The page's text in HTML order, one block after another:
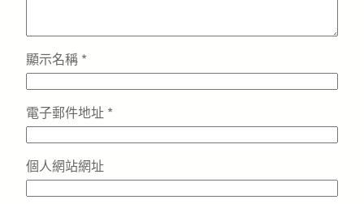
顯示名稱 *
電子郵件地址 *
個人網站網址